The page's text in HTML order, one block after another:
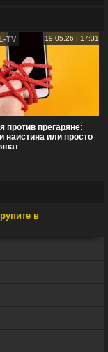
TV 19.05.26 | 17:31
против прегаряне:
наистина или просто
в